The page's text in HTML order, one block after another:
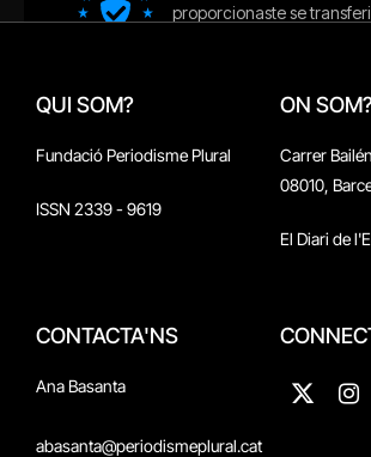
QUI SOM?
Fundació Periodisme Plural
ISSN 2339 - 9619
ON
Carrer
08010,
El Diari de
CONTACTA'NS
Ana Basanta
abasanta@periodismeplural.cat
X